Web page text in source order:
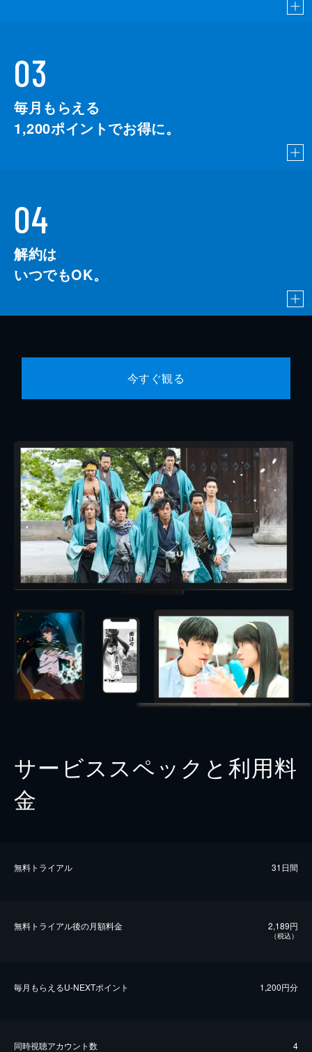
03
毎月もらえる
1,200ポイントでお得に。
04
解約は
いつでもOK。
今すぐ観る
サービススペックと利用料
金
無料トライアル 31日間
無料トライアル後の⽉額料金 2,189円
（税込）
毎⽉もらえるU-NEXTポイント 1,200円分
同時視聴アカウント数 4